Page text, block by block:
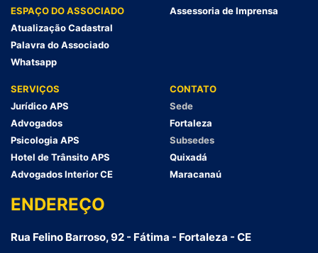
ESPAÇO DO ASSOCIADO
Atualização Cadastral
Palavra do Associado
Whatsapp
Assessoria de Imprensa
SERVIÇOS
Jurídico APS
Advogados
Psicologia APS
Hotel de Trânsito APS
Advogados Interior CE
CONTATO
Sede
Fortaleza
Subsedes
Quixadá
Maracanaú
ENDEREÇO
Rua Felino Barroso, 92 - Fátima - Fortaleza - CE